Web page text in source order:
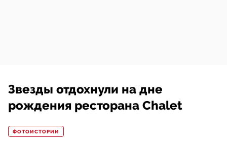
Звезды отдохнули на дне
рождения ресторана Chalet
ФОТОИСТОРИИ